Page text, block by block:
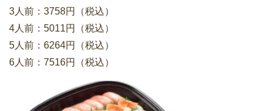
3人前：3758円（税込）
4人前：5011円（税込）
5人前：6264円（税込）
6人前：7516円（税込）